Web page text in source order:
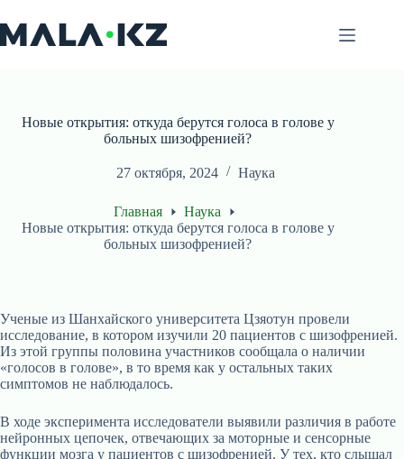
к
сути
Новые открытия: откуда берутся голоса в голове у
больных шизофренией?
27 октября, 2024 Наука
Главная
Наука
Новые открытия: откуда берутся голоса в голове у
больных шизофренией?
Ученые из Шанхайского университета Цзяотун провели
исследование, в котором изучили 20 пациентов с шизофренией.
Из этой группы половина участников сообщала о наличии
«голосов в голове», в то время как у остальных таких
симптомов не наблюдалось.
В ходе эксперимента исследователи выявили различия в работе
нейронных цепочек, отвечающих за моторные и сенсорные
функции мозга у пациентов с шизофренией. У тех, кто слышал